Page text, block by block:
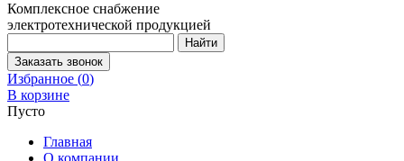
Комплексное снабжение
электротехнической продукцией
Избранное (0)
В корзине
Пусто
Главная
О компании